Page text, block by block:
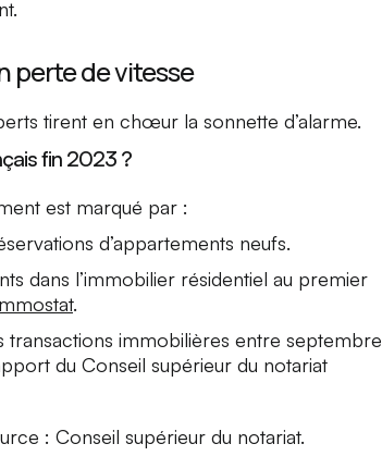
perte de vitesse
tirent en chœur la sonnette d’alarme.
fin 2023 ?
est marqué par :
d’appartements neufs.
dans l’immobilier résidentiel au premier
.
transactions immobilières entre septembre
du Conseil supérieur du notariat
: Conseil supérieur du notariat.